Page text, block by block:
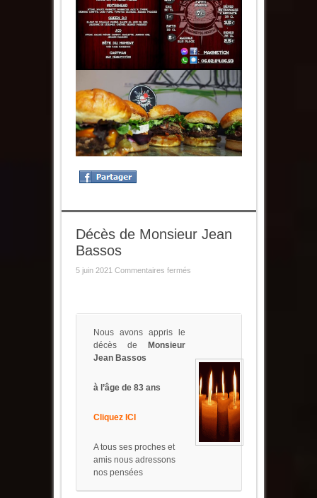
Décès de Monsieur Jean
Bassos
5 juin 2021 Commentaires ferméssur
Bassos
Nous avons appris le
décès de Monsieur
Jean Bassos
à l’âge de 83 ans
Cliquez ICI
A tous ses proches et
amis nous adressons
nos pensées